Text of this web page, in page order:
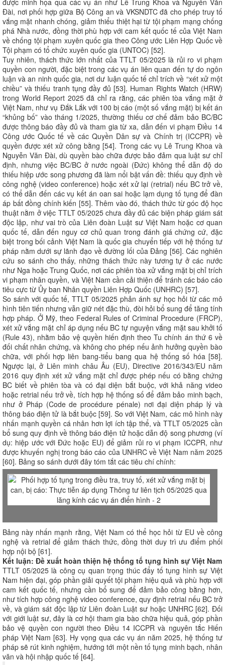
được minh họa qua các vụ án như Lê Trung Khoa và Nguyễn Văn
Đài, nơi phối hợp giữa Bộ Công an và VKSNDTC đã cho phép truy tố
vắng mặt nhanh chóng, giảm thiểu thiệt hại từ tội phạm mạng chống
phá Nhà nước, đồng thời phù hợp với cam kết quốc tế của Việt Nam
về chống tội phạm xuyên quốc gia theo Công ước Liên Hợp Quốc về
Tội phạm có tổ chức xuyên quốc gia (UNTOC) [52].
Tuy nhiên, thách thức lớn nhất của TTLT 05/2025 là rủi ro vi phạm
quyền con người, đặc biệt trong các vụ án liên quan đến tự do ngôn
luận và an ninh quốc gia, nơi dư luận quốc tế chỉ trích về “xét xử một
chiều” và thiếu tranh tụng đầy đủ [53]. Human Rights Watch (HRW)
trong World Report 2025 đã chỉ ra rằng, các phiên tòa vắng mặt ở
Việt Nam, như vụ Đắk Lắk với 100 bị cáo (một số vắng mặt) bị kết án
“khủng bố” vào tháng 1/2025, thường thiếu cơ chế đảm bảo BC/BC
được thông báo đầy đủ và tham gia từ xa, dẫn đến vi phạm Điều 14
Công ước Quốc tế về các Quyền Dân sự và Chính trị (ICCPR) về
quyền được xét xử công bằng [54]. Trong các vụ Lê Trung Khoa và
Nguyễn Văn Đài, dù quyền bào chữa được bảo đảm qua luật sư chỉ
định, nhưng việc BC/BC ở nước ngoài (Đức) không thể dẫn độ do
thiếu hiệp ước song phương đã làm nổi bật vấn đề: thiếu quy định về
công nghệ (video conference) hoặc xét xử lại (retrial) nếu BC trở về,
có thể dẫn đến các vụ kết án oan sai hoặc lạm dụng tố tụng để đàn
áp bất đồng chính kiến [55]. Thêm vào đó, thách thức từ góc độ học
thuật nằm ở việc TTLT 05/2025 chưa đầy đủ các biện pháp giám sát
độc lập, như vai trò của Liên đoàn Luật sư Việt Nam hoặc cơ quan
quốc tế, dẫn đến nguy cơ chủ quan trong đánh giá chứng cứ, đặc
biệt trong bối cảnh Việt Nam là quốc gia chuyển tiếp với hệ thống tư
pháp nằm dưới sự lãnh đạo về đường lối của Đảng [56]. Các nghiên
cứu so sánh cho thấy, những thách thức này tương tự ở các nước
như Nga hoặc Trung Quốc, nơi các phiên tòa xử vắng mặt bị chỉ trích
vi phạm nhân quyền, và Việt Nam cần cải thiện để tránh các báo cáo
tiêu cực từ Ủy ban Nhân quyền Liên Hợp Quốc (UNHRC) [57].
So sánh với quốc tế, TTLT 05/2025 phản ánh sự học hỏi từ các mô
hình tiên tiến nhưng vẫn giữ nét đặc thù, đòi hỏi bổ sung để tăng tính
hợp pháp. Ở Mỹ, theo Federal Rules of Criminal Procedure (FRCP),
xét xử vắng mặt chỉ áp dụng nếu BC tự nguyện vắng mặt sau khởi tố
(Rule 43), nhằm bảo vệ quyền hiến định theo Tu chính án thứ 6 về
đối chất nhân chứng, và không cho phép nếu ảnh hưởng quyền bào
chữa, với phối hợp liên bang-tiểu bang qua hệ thống số hóa [58].
Ngược lại, ở Liên minh châu Âu (EU), Directive 2016/343/EU năm
2016 quy định xét xử vắng mặt chỉ được phép nếu có bằng chứng
BC biết về phiên tòa và có đại diện bắt buộc, với khả năng video
hoặc retrial nếu trở về, tích hợp hệ thống số để đảm bảo minh bạch,
như ở Pháp (Code de procédure pénale) nơi đại diện pháp lý và
thông báo điện tử là bắt buộc [59]. So với Việt Nam, các mô hình này
nhấn mạnh quyền cá nhân hơn lợi ích tập thể, và TTLT 05/2025 cần
bổ sung quy định về thông báo điện tử hoặc dẫn độ song phương (ví
dụ: hiệp ước với Đức hoặc EU) để giảm rủi ro vi phạm ICCPR, như
được khuyến nghị trong báo cáo của UNHRC về Việt Nam năm 2025
[60]. Bảng so sánh dưới đây tóm tắt các tiêu chí chính:
Bảng này nhấn mạnh rằng, Việt Nam có thể học hỏi từ EU về công
nghệ và retrial để giảm thách thức, đồng thời duy trì ưu điểm phối
hợp nội bộ [61].
Kết luận: Đề xuất hoàn thiện hệ thống tố tụng hình sự Việt Nam
TTLT 05/2025 là công cụ quan trọng thúc đẩy tố tụng hình sự Việt
Nam hiện đại, góp phần giải quyết tội phạm hiệu quả và phù hợp với
cam kết quốc tế, nhưng cần bổ sung để đảm bảo công bằng hơn,
như tích hợp công nghệ video conference, quy định retrial nếu BC trở
về, và giám sát độc lập từ Liên đoàn Luật sư hoặc UNHRC [62]. Đối
với giới luật sư, đây là cơ hội tham gia bào chữa hiệu quả, góp phần
bảo vệ quyền con người theo Điều 14 ICCPR và nguyên tắc Hiến
pháp Việt Nam [63]. Hy vọng qua các vụ án năm 2025, hệ thống tư
pháp sẽ rút kinh nghiệm, hướng tới một nền tố tụng minh bạch, nhân
văn và hội nhập quốc tế [64].